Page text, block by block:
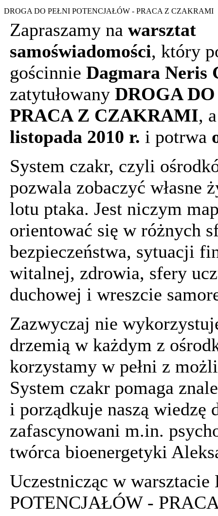
DROGA DO PEŁNI POTENCJAŁÓW - PRACA Z CZAKRAMI
Zapraszamy na warsztat
samoświadomości, który
gościnnie Dagmara Neris
zatytułowany DROGA
PRACA Z CZAKRAMI,
listopada 2010 r. i potrwa
System czakr, czyli
pozwala zobaczyć własne
lotu ptaka. Jest niczym
orientować się w różnych
bezpieczeństwa, sytuacji
witalnej, zdrowia, sfery
duchowej i wreszcie
Zazwyczaj nie
drzemią w każdym z
korzystamy w pełni z
System czakr pomaga
i porządkuje naszą
zafascynowani m.in.
twórca bioenergetyki
Uczestnicząc w
POTENCJAŁÓW -